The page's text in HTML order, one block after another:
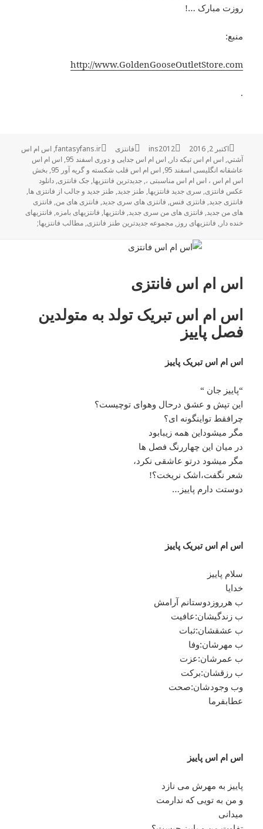
روزت مبارک …!
منبع:
http://www.GoldenGooseOutletStore.com
.
ارسال
شده
در
اکتبر 2, 2016 نویسنده
ins2012 دسته‌ها
فانتزی برچسب‌ها
fantasyfans.ir
,اس ام اس
آشتي,اس ام اس تیکه دار,اس ام اس جدایی و دوری اسفند 95 ,اس ام اس
عاشقانه انگلیسی اسفند 95
,اس ام اس قلب شکسته و گریه آور 95 ,بخش
اس ام اس ، اس ام اس مناسبتی ،,جدیدترین فانتزیها,جک فانتزی,دانلود
عکس فانتزی, سری جدید فانتزیها, طنز جدید, طنز جدید و جالب از فانتزی ها,
فانتزی جدید, فانتزی فنس, فانتزی های سری جدید, فانتزی های من, فانتزی
های من جدید, فانتزی های من سری جدید, فانتزیها, فانتزیهای بامزه, فانتزیهای
خنده دار, فانتزیهای روز,مجموعه جدیدترین طنز فانتزی,مطالب فانتزیها;
اس ام اس فانتزی
اس ام اس تبریک تولد به متولدین
فصل پاییز
اس ام اس تبریک پاییز
“پاییز جان “
این تپش و عشق درحال وهوای توچیست؟
چرافقط تواینگونه ای؟
مگر میشوداین همه زیبابود
در میان این چهاررنگ فصل ها
مگر میشود درتو عاشقی نکرد،
شعر نگفت،اشک نریخت؟!
دوستت دارم پاییز…
اس ام اس تبریک پاییز
سلام پاییز
خدایا
ب هرروزدوستانم آرامش
ب زندگیشان:عافیت
ب عشقشان:ثبات
ب مهرشان:وفا
ب عمرشان:عزت
ب رزقشان:برکت
وب وجودشان:صحت
عطابفرما
اس ام اس پاییز
پاییز به مهرش می نازد
و من به تویی که ندارمت
میدانی